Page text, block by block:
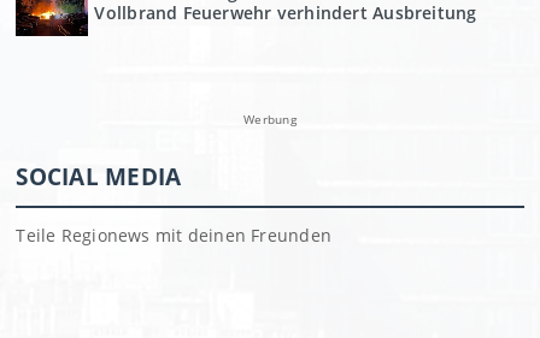
Vollbrand Feuerwehr verhindert Ausbreitung
Werbung
SOCIAL MEDIA
Teile Regionews mit deinen Freunden